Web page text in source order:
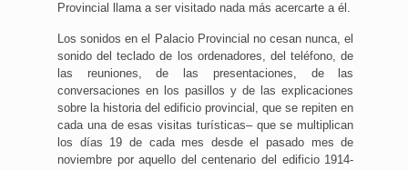
Provincial llama a ser visitado nada más acercarte a él.
Los sonidos en el Palacio Provincial no cesan nunca, el
sonido del teclado de los ordenadores, del teléfono, de
las reuniones, de las presentaciones, de las
conversaciones en los pasillos y de las explicaciones
sobre la historia del edificio provincial, que se repiten en
cada una de esas visitas turísticas– que se multiplican
los días 19 de cada mes desde el pasado mes de
noviembre por aquello del centenario del edificio 1914-